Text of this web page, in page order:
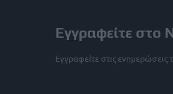
Εγγραφείτε στο
Εγγραφείτε στις